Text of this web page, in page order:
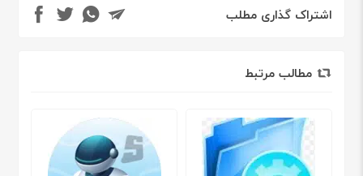
اشتراک گذاری مطلب
مطالب مرتبط